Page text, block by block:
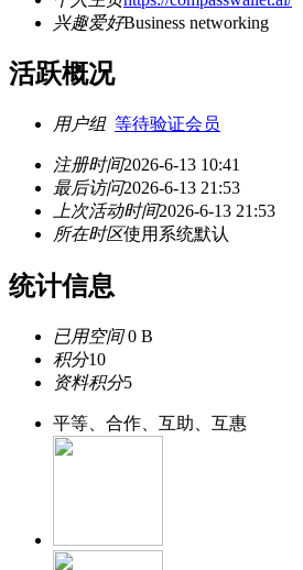
兴趣爱好Business networking
活跃概况
用户组 等待验证会员
注册时间2026-6-13 10:41
最后访问2026-6-13 21:53
上次活动时间2026-6-13 21:53
所在时区使用系统默认
统计信息
已用空间0 B
积分10
资料积分5
平等、合作、互助、互惠